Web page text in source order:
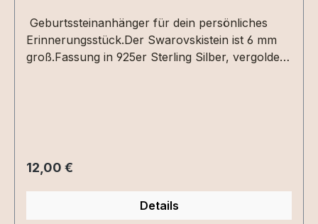
Geburtssteinanhänger für dein persönliches
Erinnerungsstück.Der Swarovskistein ist 6 mm
groß.Fassung in 925er Sterling Silber, vergoldet
Regulärer Preis:
12,00 €
Details